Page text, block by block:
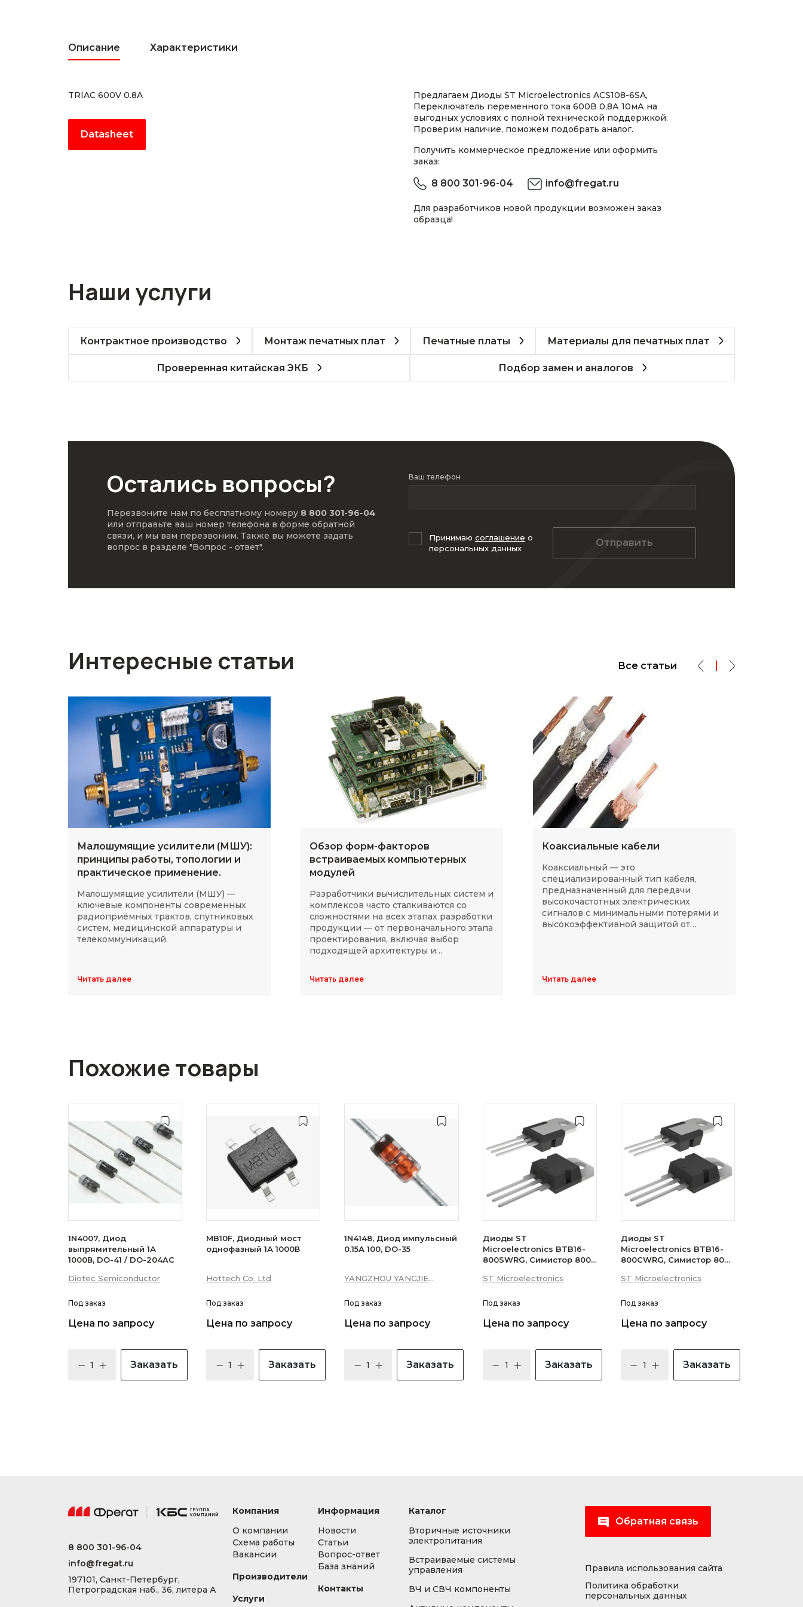
Описание Характеристики
TRIAC 600V 0.8A
Datasheet
Предлагаем Диоды ST Microelectronics ACS108-6SA,
Переключатель переменного тока 600В 0,8А 10мА на
выгодных условиях с полной технической поддержкой.
Проверим наличие, поможем подобрать аналог.
Получить коммерческое предложение или оформить
заказ:
8 800 301-96-04 info@fregat.ru
Для разработчиков новой продукции возможен заказ
образца!
Наши услуги
Контрактное производство Монтаж печатных плат Печатные платы Материалы для печатных плат
Проверенная китайская ЭКБ Подбор замен и аналогов
Остались вопросы?
Перезвоните нам по бесплатному номеру 8 800 301-96-04
или отправьте ваш номер телефона в форме обратной
связи, и мы вам перезвоним. Также вы можете задать
вопрос в разделе "Вопрос - ответ".
Ваш телефон
Принимаю соглашение о
персональных данных
Отправить
Интересные статьи Все статьи
Малошумящие усилители (МШУ):
принципы работы, топологии и
практическое применение.
Малошумящие усилители (МШУ) —
ключевые компоненты современных
радиоприёмных трактов, спутниковых
систем, медицинской аппаратуры и
телекоммуникаций.
Читать далее
Обзор форм-факторов
встраиваемых компьютерных
модулей
Разработчики вычислительных систем и
комплексов часто сталкиваются со
сложностями на всех этапах разработки
продукции — от первоначального этапа
проектирования, включая выбор
подходящей архитектуры и
длительного массового производства.
Читать далее
Коаксиальные кабели
Коаксиальный — это
специализированный тип кабеля,
предназначенный для передачи
высокочастотных электрических
сигналов с минимальными потерями и
высокоэффективной защитой от
Читать далее
Похожие товары
1N4007, Диод
выпрямительный 1А
1000В, DO-41 / DO-204AC
Diotec Semiconductor
Под заказ
Цена по запросу
Заказать
MB10F, Диодный мост
однофазный 1А 1000В
Hottech Co. Ltd
Под заказ
Цена по запросу
Заказать
1N4148, Диод импульсный
0.15А 100, DO-35
YANGZHOU YANGJIE
Под заказ
Цена по запросу
Заказать
Диоды ST
Microelectronics BTB16-
800SWRG, Симистор 800В
уровень)
ST Microelectronics
Под заказ
Цена по запросу
Заказать
Диоды ST
Microelectronics BTB16-
800CWRG, Симистор 800В
(бесснабберный)
ST Microelectronics
Под заказ
Цена по запросу
Заказать
8 800 301-96-04
info@fregat.ru
197101, Санкт-Петербург,
Петроградская наб., 36, литера А
Компания
О компании
Схема работы
Вакансии
Производители
Услуги
Информация
Новости
Статьи
Вопрос-ответ
База знаний
Контакты
Каталог
Вторичные источники
электропитания
Встраиваемые системы
управления
ВЧ и СВЧ компоненты
Обратная связь
Правила использования сайта
Политика обработки
персональных данных